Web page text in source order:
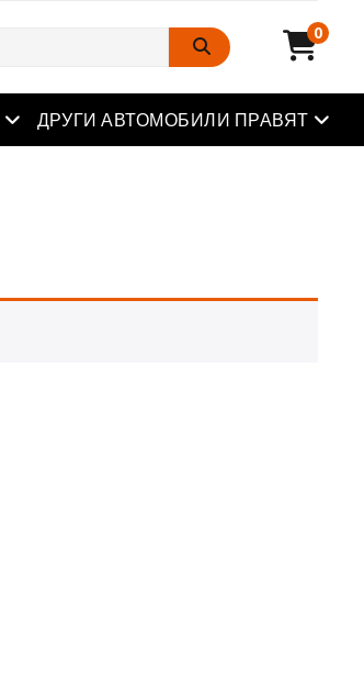
0
Отворете менюто
ДРУГИ АВТОМОБИЛИ ПРАВЯТ